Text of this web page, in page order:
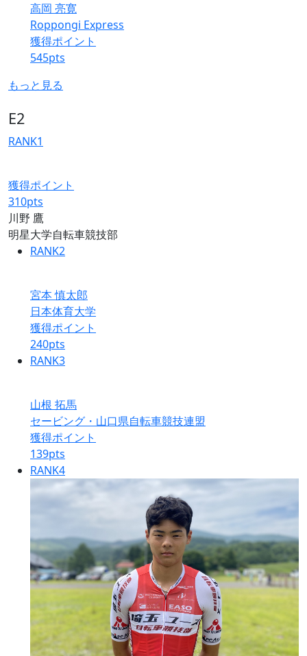
高岡 亮寛
Roppongi Express
獲得ポイント
545pts
もっと見る
E2
RANK1
獲得ポイント
310pts
川野 鷹
明星大学自転車競技部
RANK2
宮本 慎太郎
日本体育大学
獲得ポイント
240pts
RANK3
山根 拓馬
セービング・山口県自転車競技連盟
獲得ポイント
139pts
RANK4